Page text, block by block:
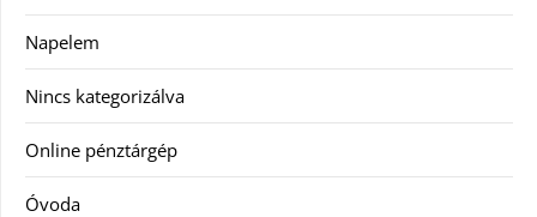
Napelem
Nincs kategorizálva
Online pénztárgép
Óvoda